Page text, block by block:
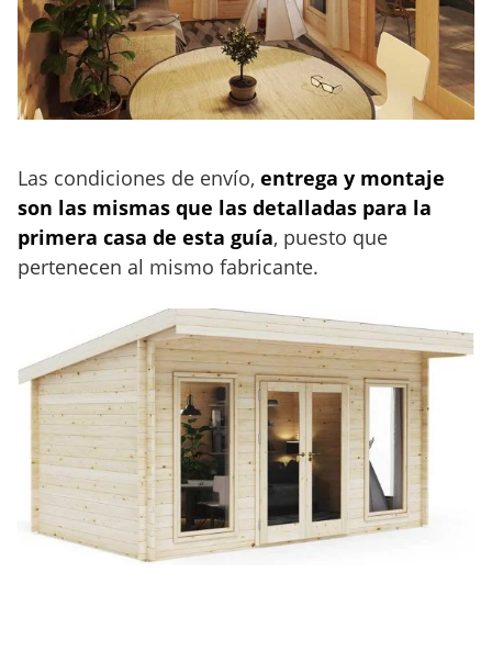
Las condiciones de envío, entrega y montaje
son las mismas que las detalladas para la
primera casa de esta guía, puesto que
pertenecen al mismo fabricante.